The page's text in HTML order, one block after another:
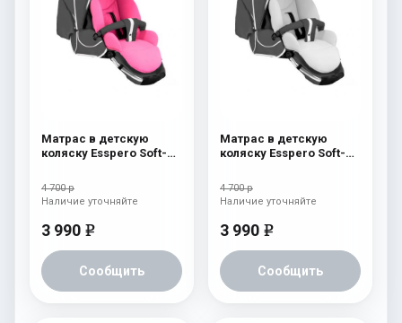
Матрас в детскую
коляску Esspero Soft-
4 700 р
3 990 e
Сообщить
Наличие уточняйте
Матрас в детскую
коляску Esspero Soft-
4 700 р
3 990 e
Сообщить
Наличие уточняйте